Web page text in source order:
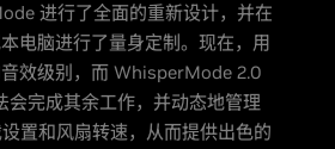
进行了全面的重新设计，并在
电脑进行了量身定制。现在，用
效级别，而 WhisperMode 2.0
会完成其余工作，并动态地管理
置和风扇转速，从而提供出色的